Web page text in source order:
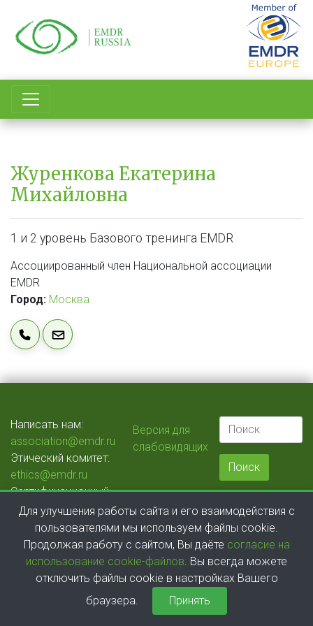
основному
содержанию
Журенкова Екатерина
Михайловна
1 и 2 уровень Базового тренинга EMDR
Ассоциированный член Национальной ассоциации
EMDR
Город: Москва
Написать нам:
association@emdr.ru
Этический комитет:
ethics@emdr.ru
Сертификационный
комитет:
certification@emdr.ru
Версия для
слабовидящих
Для улучшения работы сайта и его взаимодействия с
пользователями мы используем файлы cookie.
Продолжая работу с сайтом, Вы даёте согласие на
использование cookie-файлов. Вы всегда можете
отключить файлы cookie в настройках Вашего
браузера.
Принять